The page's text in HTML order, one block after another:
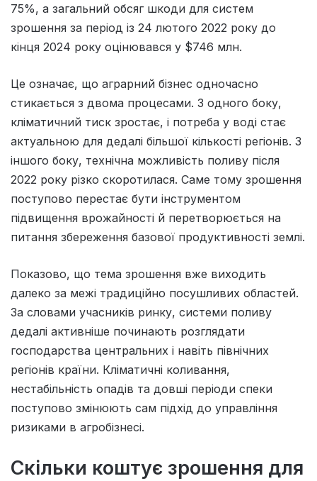
75%, а загальний обсяг шкоди для систем
зрошення за період із 24 лютого 2022 року до
кінця 2024 року оцінювався у $746 млн.
Це означає, що аграрний бізнес одночасно
стикається з двома процесами. З одного боку,
кліматичний тиск зростає, і потреба у воді стає
актуальною для дедалі більшої кількості регіонів. З
іншого боку, технічна можливість поливу після
2022 року різко скоротилася. Саме тому зрошення
поступово перестає бути інструментом
підвищення врожайності й перетворюється на
питання збереження базової продуктивності землі.
Показово, що тема зрошення вже виходить
далеко за межі традиційно посушливих областей.
За словами учасників ринку, системи поливу
дедалі активніше починають розглядати
господарства центральних і навіть північних
регіонів країни. Кліматичні коливання,
нестабільність опадів та довші періоди спеки
поступово змінюють сам підхід до управління
ризиками в агробізнесі.
Скільки коштує зрошення для